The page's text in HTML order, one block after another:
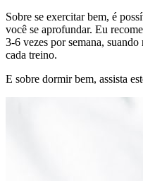
Sobre se exercitar bem, é
você se aprofundar. Eu
3-6 vezes por semana,
cada treino.
E sobre dormir bem, assista